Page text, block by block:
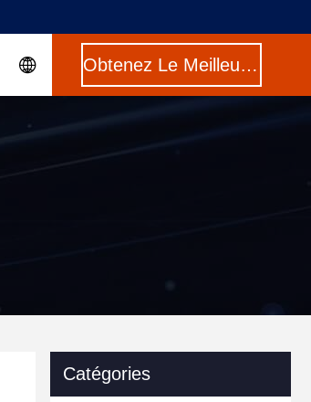
Obtenez Le Meilleur Prix
Catégories